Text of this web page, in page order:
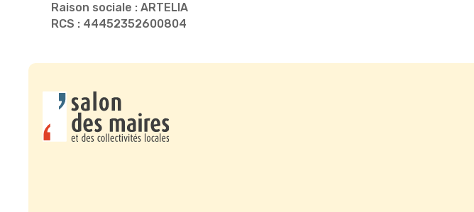
Raison sociale : ARTELIA
RCS : 44452352600804